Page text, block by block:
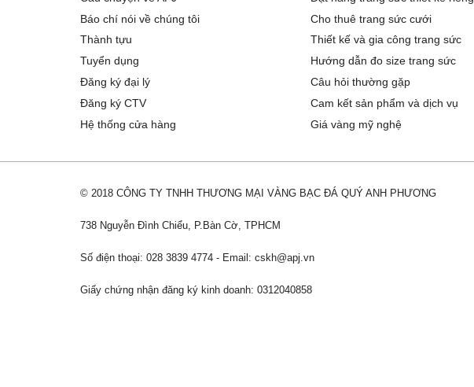
Báo chí nói về chúng tôi
Thành tựu
Tuyển dụng
Đăng ký đại lý
Đăng ký CTV
Hệ thống cửa hàng
Cho thuê trang sức cưới
Thiết kế và gia công trang sức
Hướng dẫn đo size trang sức
Câu hỏi thường gặp
Cam kết sản phẩm và dịch vụ
Giá vàng mỹ nghệ
© 2018 CÔNG TY TNHH THƯƠNG MẠI VÀNG BẠC ĐÁ QUÝ ANH PHƯƠNG
738 Nguyễn Đình Chiểu, P.Bàn Cờ, TPHCM
Số điện thoại: 028 3839 4774 - Email: cskh@apj.vn
Giấy chứng nhận đăng ký kinh doanh: 0312040858